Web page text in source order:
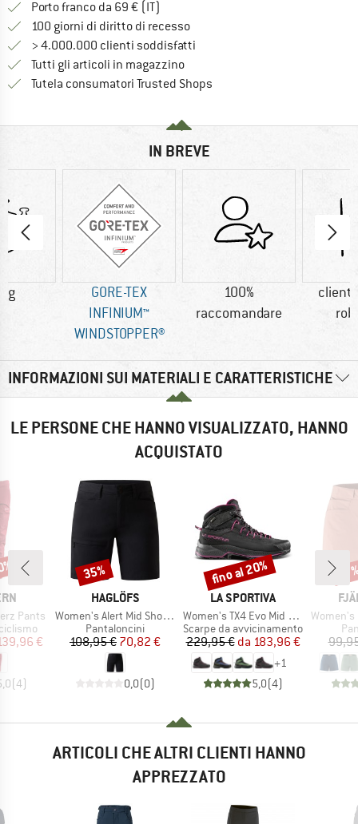
Porto franco da 69 € (IT)
100 giorni di diritto di recessoVai alla politica di recesso qui
> 4.000.000 clienti soddisfatti
Tutti gli articoli in magazzino
Tutela consumatori Trusted Shops
IN BREVE
g
GORE-TEX
INFINIUM™
WINDSTOPPER®
100%
raccomandare
clienti
INFORMAZIONI SUI MATERIALI E CARATTERISTICHE
LE PERSONE CHE HANNO VISUALIZZATO, HANNO
ACQUISTATO
Pants
ridotto
€
(4)
MARCHIO
HAGLÖFS
Articolo
Women's Alert Mid Shorts
Gruppo di prodotti
Pantaloncini
Prezzo
108,95 €Prezzo ridotto
70,82 €
0,0(0)
Sconto
35%
MARCHIO
LA SPORTIVA
Articolo
Women's TX4 Evo Mid GTX
Gruppo di prodotti
Scarpe da avvicinamento
Prezzo
229,95 € Prezzo ridotto
da 183,96 €
+1
5,0(4)
Sconto
fino al 20%
Articolo
Women's
ARTICOLI CHE ALTRI CLIENTI HANNO
APPREZZATO